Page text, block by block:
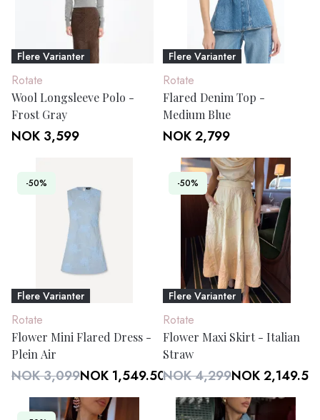
Flere Varianter
Rotate
Wool Longsleeve Polo -
Frost Gray
NOK 3,599
Flere Varianter
Rotate
Flared Denim Top -
Medium Blue
NOK 2,799
-50%
Flere Varianter
Rotate
Flower Mini Flared Dress -
Plein Air
NOK 3,099NOK 1,549.50
-50%
Flere Varianter
Rotate
Flower Maxi Skirt - Italian
Straw
NOK 4,299NOK 2,149.50